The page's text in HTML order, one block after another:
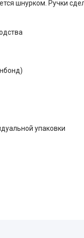
шнурком. Ручки
упаковки